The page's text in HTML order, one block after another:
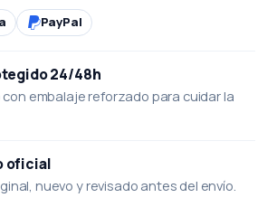
PayPal
24/48h
embalaje reforzado para cuidar la
oficial
nuevo y revisado antes del envío.